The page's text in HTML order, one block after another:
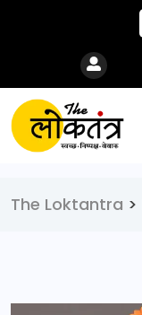
The Loktantra >